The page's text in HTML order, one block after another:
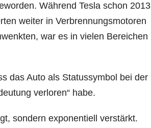
Während Tesla schon 2013
weiter in Verbrennungsmotoren
war es in vielen Bereichen
das Auto als Statussymbol bei der
verloren“ habe.
sondern exponentiell verstärkt.